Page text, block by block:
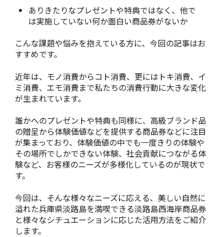
ありきたりなプレゼントや特典ではなく、他で
は実施していない何か面白い商品券がないか
こんな課題や悩みを抱えている方に、今回の記事はお
すすめです。
近年は、モノ消費からコト消費、更にはトキ消費、イ
ミ消費、エモ消費まで私たちの消費行動に大きな変化
が生まれています。
誰かへのプレゼントや特典も同様に、高級ブランド品
の贈呈から体験価値などを提供する商品券などに注目
が集まっており、体験価値の中でも一度きりの体験や
その場所でしかできない体験、社会貢献につながる体
験など、お客様のニーズが多様化しているのが現状で
す。
今回は、そんな様々なニーズに応える、美しい自然に
溢れた兵庫県淡路島を満喫できる淡路島西海岸商品券
と様々なシチュエーションに応じた活用方法をご紹介
します。